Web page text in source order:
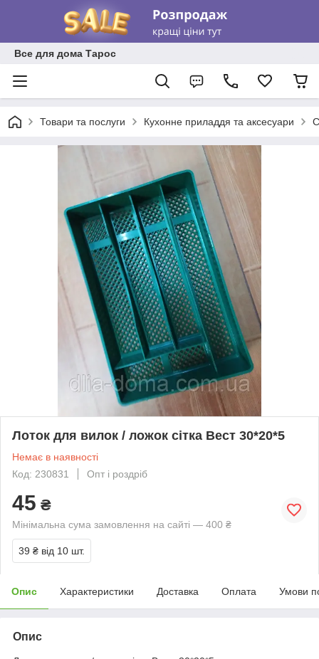
Все для дома Тарос
Товари та послуги Кухонне приладдя та аксесуари
Лоток для вилок / ложок сітка Вест 30*20*5
Немає в наявності
Код: 230831
Опт і роздріб
45 ₴
Мінімальна сума замовлення на сайті — 400 ₴
39 ₴ від 10 шт.
Опис Характеристики Доставка Оплата Умови
Опис